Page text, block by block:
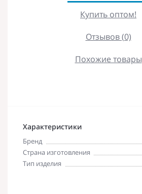
Купить оптом!
Отзывов (0)
Похожие товары
Характеристики
Бренд
Страна изготовления
Тип изделия